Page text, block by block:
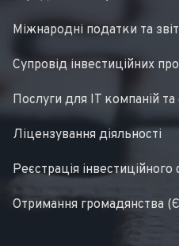
Міжнародні податки та
Супровід інвестиційних
Послуги для IT компаній та
Ліцензування діяльності
Реєстрація
Отримання громадянства